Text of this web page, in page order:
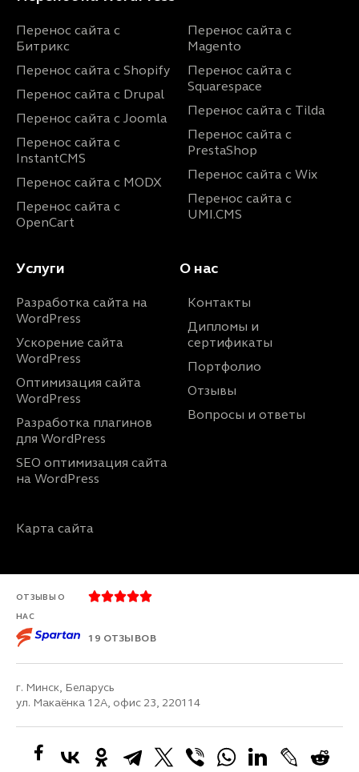
Перенос сайта с
Битрикс
Перенос сайта с Shopify
Перенос сайта с Drupal
Перенос сайта с Joomla
Перенос сайта с
InstantCMS
Перенос сайта с MODX
Перенос сайта с
OpenCart
Перенос сайта с
Magento
Перенос сайта с
Squarespace
Перенос сайта с Tilda
Перенос сайта с
PrestaShop
Перенос сайта с Wix
Перенос сайта с
UMI.CMS
Услуги О нас
Разработка сайта на
WordPress
Ускорение сайта
WordPress
Оптимизация сайта
WordPress
Разработка плагинов
для WordPress
SEO оптимизация сайта
на WordPress
Контакты
Дипломы и
сертификаты
Портфолио
Отзывы
Вопросы и ответы
Карта сайта
ОТЗЫВЫ О
НАС

19 ОТЗЫВОВ
г. Минск, Беларусь
ул. Макаёнка 12А, офис 23, 220114